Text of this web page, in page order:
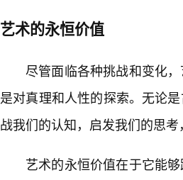
艺术的永恒价值
尽管面临各种挑战和变化
是对真理和人性的探索。无论
战我们的认知，启发我们的思考
艺术的永恒价值在于它能